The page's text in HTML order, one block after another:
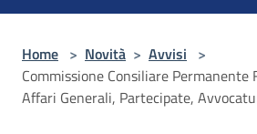
Home > Novità > Avvisi >
Commissione Consiliare Permanente
Affari Generali, Partecipate,